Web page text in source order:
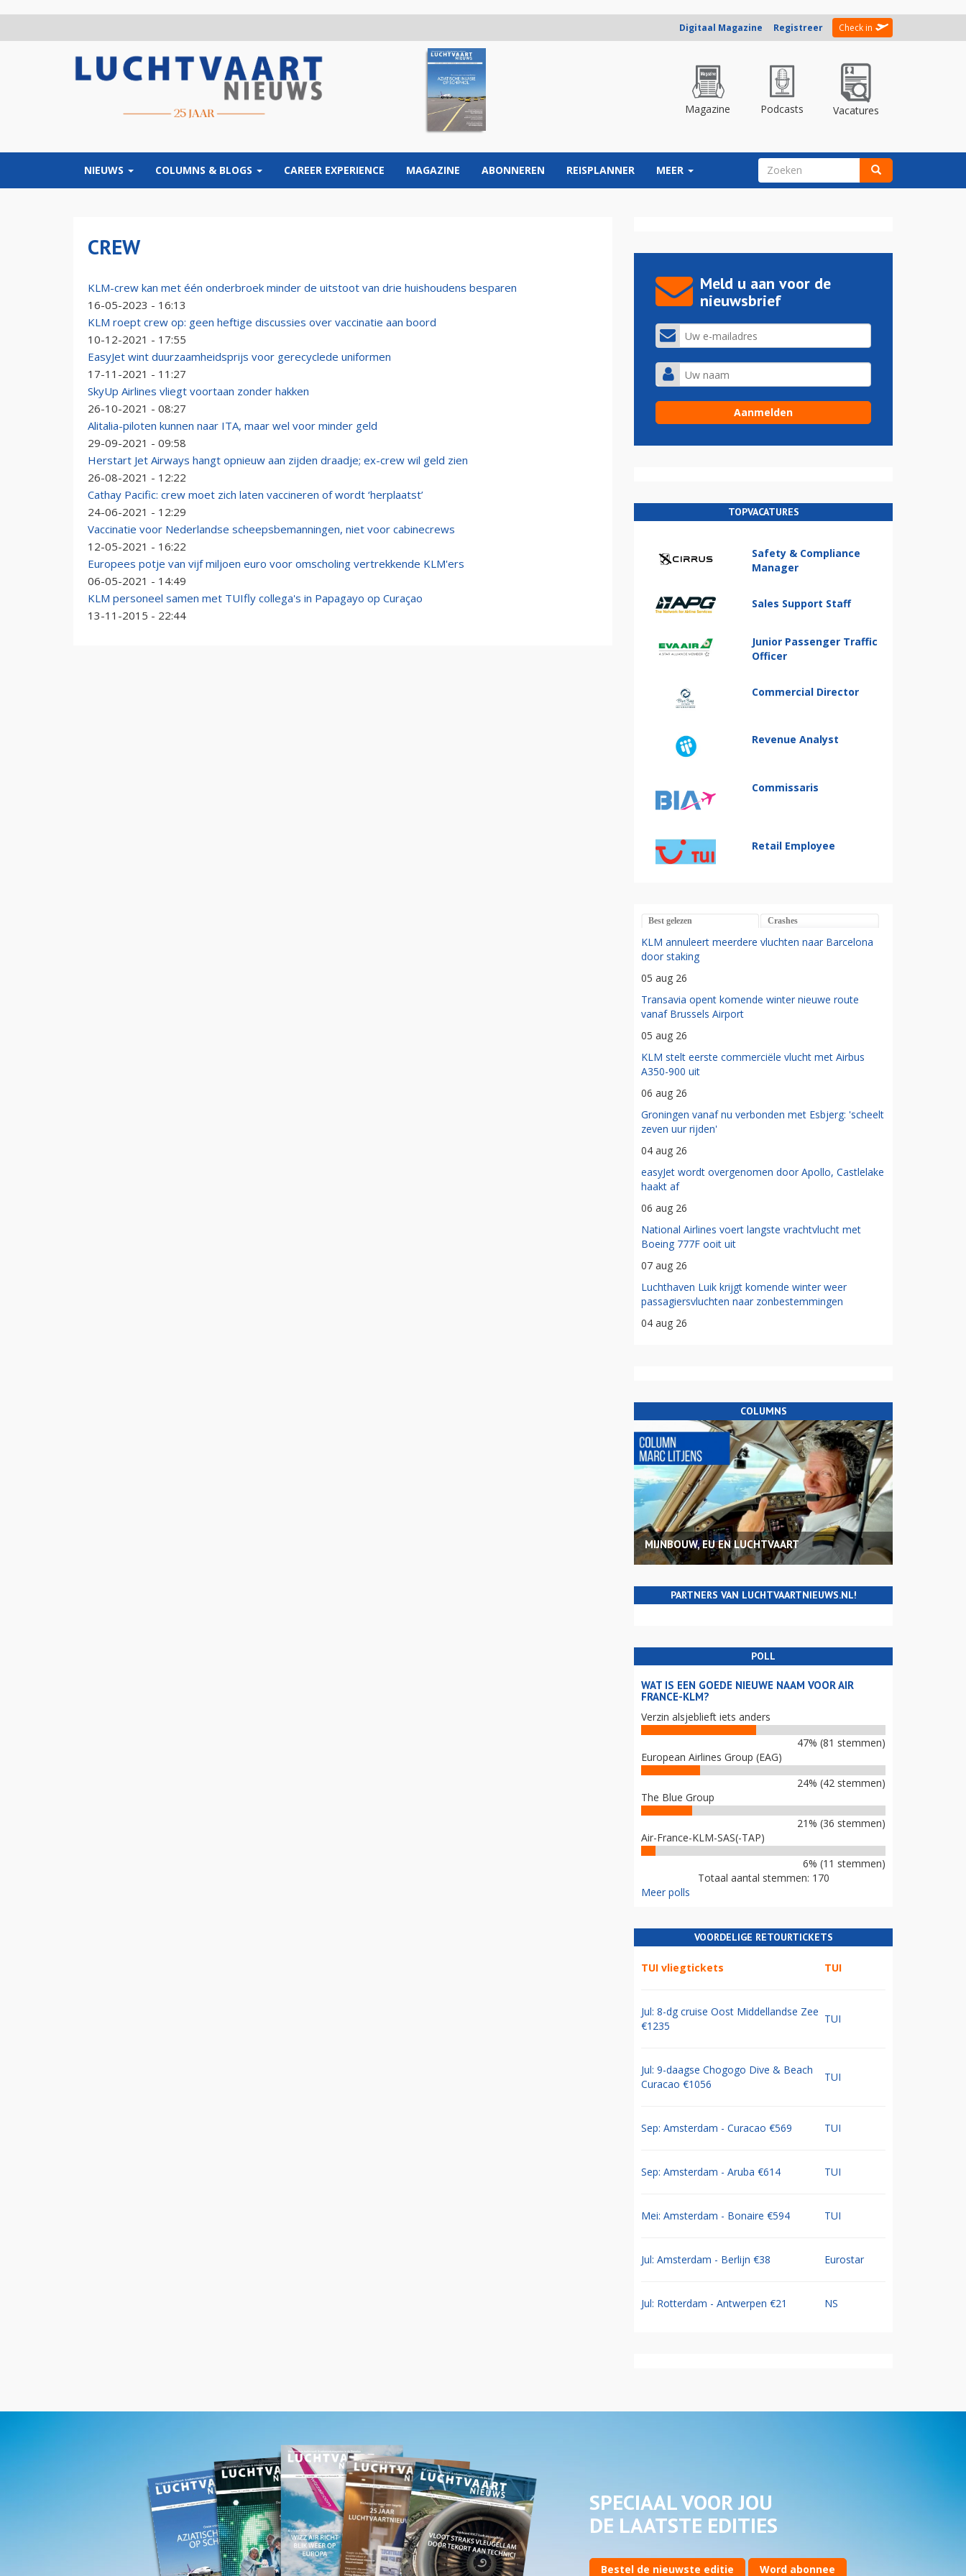
Digitaal Magazine Registreer Check in
Magazine Podcasts Vacatures
NIEUWS COLUMNS & BLOGS CAREER EXPERIENCE MAGAZINE ABONNEREN REISPLANNER MEER ZOEKVELD
CREW
KLM-crew kan met één onderbroek minder de uitstoot van drie huishoudens besparen
16-05-2023 - 16:13
KLM roept crew op: geen heftige discussies over vaccinatie aan boord
10-12-2021 - 17:55
EasyJet wint duurzaamheidsprijs voor gerecyclede uniformen
17-11-2021 - 11:27
SkyUp Airlines vliegt voortaan zonder hakken
26-10-2021 - 08:27
Alitalia-piloten kunnen naar ITA, maar wel voor minder geld
29-09-2021 - 09:58
Herstart Jet Airways hangt opnieuw aan zijden draadje; ex-crew wil geld zien
26-08-2021 - 12:22
Cathay Pacific: crew moet zich laten vaccineren of wordt ‘herplaatst’
24-06-2021 - 12:29
Vaccinatie voor Nederlandse scheepsbemanningen, niet voor cabinecrews
12-05-2021 - 16:22
Europees potje van vijf miljoen euro voor omscholing vertrekkende KLM'ers
06-05-2021 - 14:49
KLM personeel samen met TUIfly collega's in Papagayo op Curaçao
13-11-2015 - 22:44
Meld u aan voor de
nieuwsbrief
TOPVACATURES
Safety & Compliance
Manager
Sales Support Staff
Junior Passenger Traffic
Officer
Commercial Director
Revenue Analyst
Commissaris
Retail Employee
Best gelezen Crashes
KLM annuleert meerdere vluchten naar Barcelona
door staking
05 aug 26
Transavia opent komende winter nieuwe route
vanaf Brussels Airport
05 aug 26
KLM stelt eerste commerciële vlucht met Airbus
A350-900 uit
06 aug 26
Groningen vanaf nu verbonden met Esbjerg: 'scheelt
zeven uur rijden'
04 aug 26
easyJet wordt overgenomen door Apollo, Castlelake
haakt af
06 aug 26
National Airlines voert langste vrachtvlucht met
Boeing 777F ooit uit
07 aug 26
Luchthaven Luik krijgt komende winter weer
passagiersvluchten naar zonbestemmingen
04 aug 26
COLUMNS
MIJNBOUW, EU EN LUCHTVAART
PARTNERS VAN LUCHTVAARTNIEUWS.NL!
POLL
WAT IS EEN GOEDE NIEUWE NAAM VOOR AIR
FRANCE-KLM?
Verzin alsjeblieft iets anders
47% (81 stemmen)
European Airlines Group (EAG)
24% (42 stemmen)
The Blue Group
21% (36 stemmen)
Air-France-KLM-SAS(-TAP)
6% (11 stemmen)
Totaal aantal stemmen: 170
Meer polls
VOORDELIGE RETOURTICKETS
TUI vliegtickets TUI
Jul: 8-dg cruise Oost Middellandse Zee
€1235
TUI
Jul: 9-daagse Chogogo Dive & Beach
Curacao €1056
TUI
Sep: Amsterdam - Curacao €569 TUI
Sep: Amsterdam - Aruba €614 TUI
Mei: Amsterdam - Bonaire €594 TUI
Jul: Amsterdam - Berlijn €38 Eurostar
Jul: Rotterdam - Antwerpen €21 NS
SPECIAAL VOOR JOU
DE LAATSTE EDITIES
Bestel de nieuwste editie Word abonnee